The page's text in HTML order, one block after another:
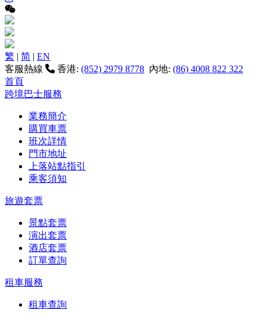
繁 | 简 | EN
客服熱線
香港: (852) 2979 8778 內地: (86) 4008 822 322
首頁
跨境巴士服務
業務簡介
購買車票
班次詳情
門市地址
上落站點指引
乘客須知
旅遊套票
景點套票
演出套票
酒店套票
訂單查詢
租車服務
租車查詢